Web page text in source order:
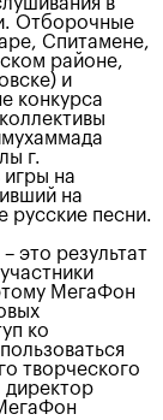
в
Отборочные
Спитамене,
районе,
и
конкурса
г.
игры на
на
русские песни.
это результат
МегаФон
ко
творческого